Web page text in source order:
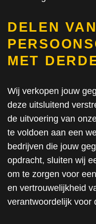
DELEN VAN
MET
Wij verkopen jouw
deze uitsluitend
de uitvoering van
te voldoen aan een
bedrijven die jouw
opdracht, sluiten wij
om te zorgen voor
en vertrouwelijkheid
verantwoordelijk voor